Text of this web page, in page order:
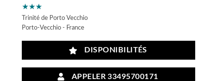
★★★
Trinité de Porto Vecchio
Porto-Vecchio - France
DISPONIBILITÉS
APPELER 33495700171